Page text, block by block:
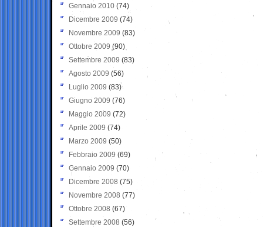
Gennaio 2010 (74)
Dicembre 2009 (74)
Novembre 2009 (83)
Ottobre 2009 (90)
Settembre 2009 (83)
Agosto 2009 (56)
Luglio 2009 (83)
Giugno 2009 (76)
Maggio 2009 (72)
Aprile 2009 (74)
Marzo 2009 (50)
Febbraio 2009 (69)
Gennaio 2009 (70)
Dicembre 2008 (75)
Novembre 2008 (77)
Ottobre 2008 (67)
Settembre 2008 (56)